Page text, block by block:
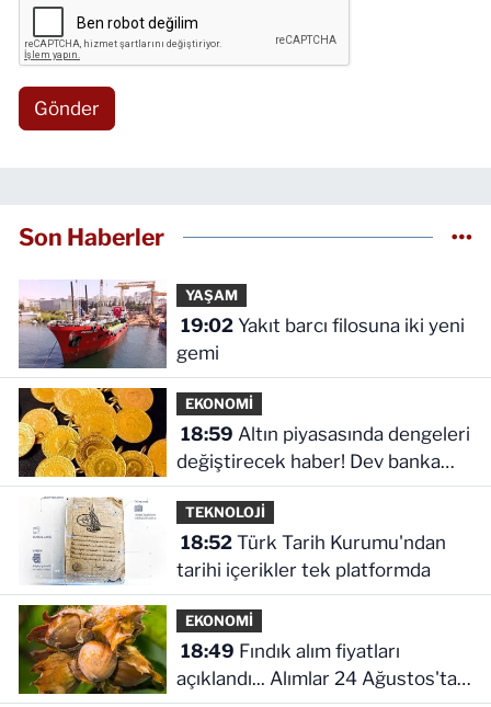
Gönder
Son Haberler
YAŞAM
19:02Yakıt barcı filosuna iki yeni
gemi
EKONOMİ
18:59
değiştirecek haber! Dev banka
dikkat çeken senaryoyu paylaştı
TEKNOLOJİ
18:52Türk Tarih Kurumu'ndan
tarihi içerikler tek platformda
EKONOMİ
18:49
açıklandı... Alımlar 24 Ağustos'ta